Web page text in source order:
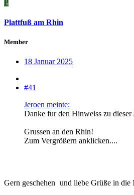
P
Plattfuß am Rhin
Member
18 Januar 2025
#41
Jeroen meinte:
Danke fur den Hinweiss zu dieser
Grussen an den Rhin!
Zum Vergrößern anklicken....
Gern geschehen und liebe Grüße in die